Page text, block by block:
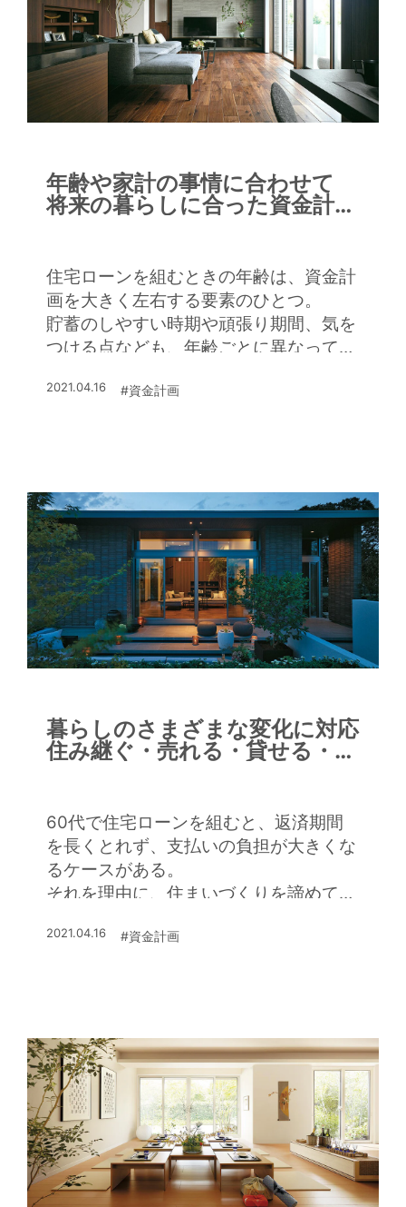
年齢や家計の事情に合わせて
将来の暮らしに合った資金計画
住宅ローンを組むときの年齢は、資金計
画を大きく左右する要素のひとつ。
貯蓄のしやすい時期や頑張り期間、気を
つける点なども、年齢ごとに異なってく
年代別の返済シミュレーションを通し
2021.04.16 #資金計画
暮らしのさまざまな変化に対応
住み継ぐ・売れる・貸せる・返
60代で住宅ローンを組むと、返済期間
を長くとれず、支払いの負担が大きくな
るケースがある。
それを理由に、住まいづくりを諦めてし
だが、「ミサワ リ・バース60+」を利用
2021.04.16 #資金計画